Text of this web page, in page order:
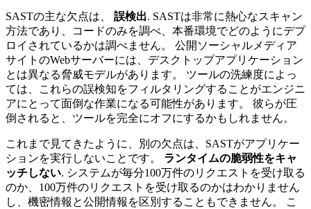
SASTの主な欠点は、 誤検出. SASTは非常に熱心なスキャン
方法であり、コードのみを調べ、本番環境でどのようにデプ
ロイされているかは調べません。 公開ソーシャルメディア
サイトのWebサーバーには、デスクトップアプリケーション
とは異なる脅威モデルがあります。 ツールの洗練度によっ
ては、これらの誤検知をフィルタリングすることがエンジニ
アにとって面倒な作業になる可能性があります。 彼らが圧
倒されると、ツールを完全にオフにするかもしれません。
これまで見てきたように、別の欠点は、SASTがアプリケー
ションを実行しないことです。 ランタイムの脆弱性をキャ
ッチしない. システムが毎分100万件のリクエストを受け取る
のか、100万件のリクエストを受け取るのかはわかりません
し、機密情報と公開情報を区別することもできません。 こ